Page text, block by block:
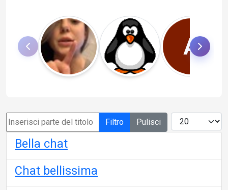
A
Filtro Pulisci
Bella chat
Chat bellissima